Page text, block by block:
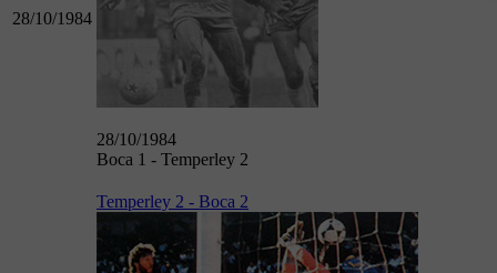
28/10/1984
28/10/1984
Boca 1 - Temperley 2
Temperley 2 - Boca 2